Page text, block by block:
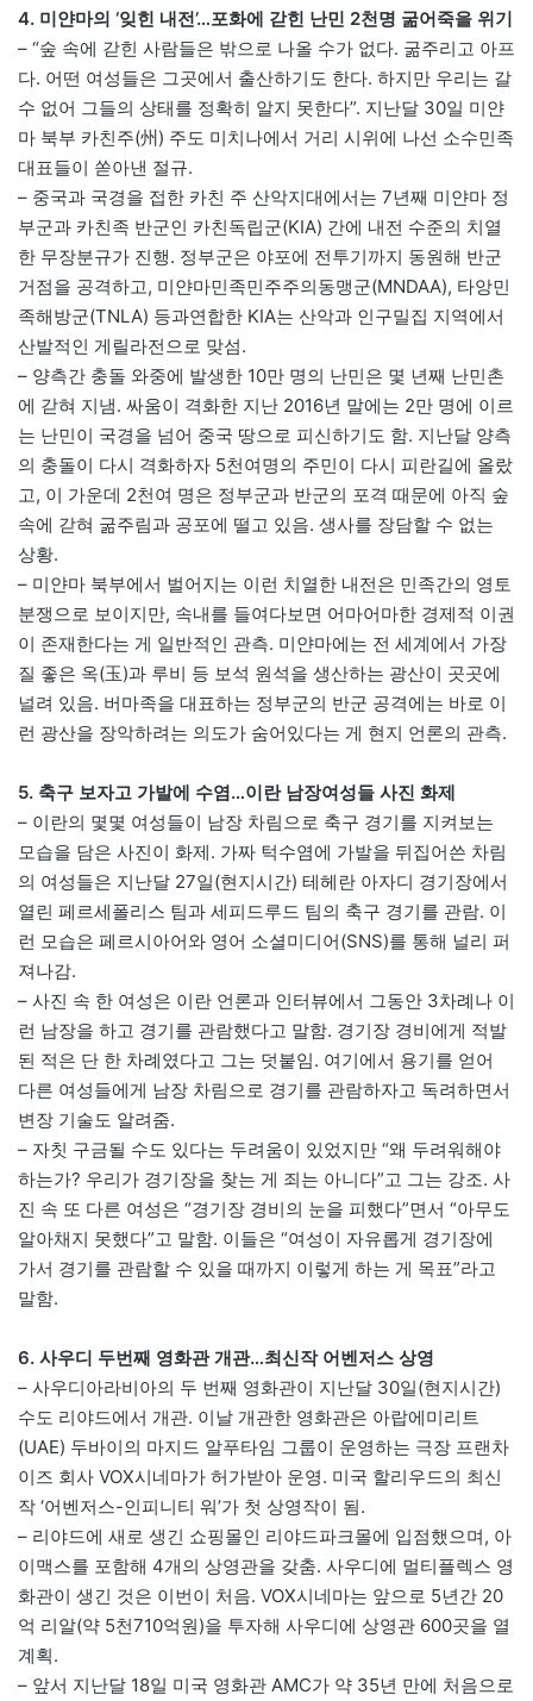
4. 미얀마의 ‘잊힌 내전’…포화에 갇힌 난민 2천명 굶어죽을 위기
– “숲 속에 갇힌 사람들은 밖으로 나올 수가 없다. 굶주리고 아프
다. 어떤 여성들은 그곳에서 출산하기도 한다. 하지만 우리는 갈
수 없어 그들의 상태를 정확히 알지 못한다”. 지난달 30일 미얀
마 북부 카친주(州) 주도 미치나에서 거리 시위에 나선 소수민족
대표들이 쏟아낸 절규.
– 중국과 국경을 접한 카친 주 산악지대에서는 7년째 미얀마 정
부군과 카친족 반군인 카친독립군(KIA) 간에 내전 수준의 치열
한 무장분규가 진행. 정부군은 야포에 전투기까지 동원해 반군
거점을 공격하고, 미얀마민족민주주의동맹군(MNDAA), 타앙민
족해방군(TNLA) 등과연합한 KIA는 산악과 인구밀집 지역에서
산발적인 게릴라전으로 맞섬.
– 양측간 충돌 와중에 발생한 10만 명의 난민은 몇 년째 난민촌
에 갇혀 지냄. 싸움이 격화한 지난 2016년 말에는 2만 명에 이르
는 난민이 국경을 넘어 중국 땅으로 피신하기도 함. 지난달 양측
의 충돌이 다시 격화하자 5천여명의 주민이 다시 피란길에 올랐
고, 이 가운데 2천여 명은 정부군과 반군의 포격 때문에 아직 숲
속에 갇혀 굶주림과 공포에 떨고 있음. 생사를 장담할 수 없는
상황.
– 미얀마 북부에서 벌어지는 이런 치열한 내전은 민족간의 영토
분쟁으로 보이지만, 속내를 들여다보면 어마어마한 경제적 이권
이 존재한다는 게 일반적인 관측. 미얀마에는 전 세계에서 가장
질 좋은 옥(玉)과 루비 등 보석 원석을 생산하는 광산이 곳곳에
널려 있음. 버마족을 대표하는 정부군의 반군 공격에는 바로 이
런 광산을 장악하려는 의도가 숨어있다는 게 현지 언론의 관측.
5. 축구 보자고 가발에 수염…이란 남장여성들 사진 화제
– 이란의 몇몇 여성들이 남장 차림으로 축구 경기를 지켜보는
모습을 담은 사진이 화제. 가짜 턱수염에 가발을 뒤집어쓴 차림
의 여성들은 지난달 27일(현지시간) 테헤란 아자디 경기장에서
열린 페르세폴리스 팀과 세피드루드 팀의 축구 경기를 관람. 이
런 모습은 페르시아어와 영어 소셜미디어(SNS)를 통해 널리 퍼
져나감.
– 사진 속 한 여성은 이란 언론과 인터뷰에서 그동안 3차례나 이
런 남장을 하고 경기를 관람했다고 말함. 경기장 경비에게 적발
된 적은 단 한 차례였다고 그는 덧붙임. 여기에서 용기를 얻어
다른 여성들에게 남장 차림으로 경기를 관람하자고 독려하면서
변장 기술도 알려줌.
– 자칫 구금될 수도 있다는 두려움이 있었지만 “왜 두려워해야
하는가? 우리가 경기장을 찾는 게 죄는 아니다”고 그는 강조. 사
진 속 또 다른 여성은 “경기장 경비의 눈을 피했다”면서 “아무도
알아채지 못했다”고 말함. 이들은 “여성이 자유롭게 경기장에
가서 경기를 관람할 수 있을 때까지 이렇게 하는 게 목표”라고
말함.
6. 사우디 두번째 영화관 개관…최신작 어벤저스 상영
– 사우디아라비아의 두 번째 영화관이 지난달 30일(현지시간)
수도 리야드에서 개관. 이날 개관한 영화관은 아랍에미리트
(UAE) 두바이의 마지드 알푸타임 그룹이 운영하는 극장 프랜차
이즈 회사 VOX시네마가 허가받아 운영. 미국 할리우드의 최신
작 ‘어벤저스-인피니티 워’가 첫 상영작이 됨.
– 리야드에 새로 생긴 쇼핑몰인 리야드파크몰에 입점했으며, 아
이맥스를 포함해 4개의 상영관을 갖춤. 사우디에 멀티플렉스 영
화관이 생긴 것은 이번이 처음. VOX시네마는 앞으로 5년간 20
억 리알(약 5천710억원)을 투자해 사우디에 상영관 600곳을 열
계획.
– 앞서 지난달 18일 미국 영화관 AMC가 약 35년 만에 처음으로